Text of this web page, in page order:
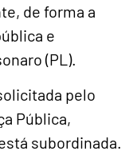
de forma a
e
(PL).
pelo
Pública,
subordinada.